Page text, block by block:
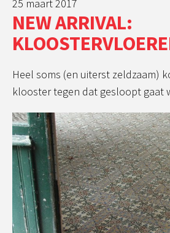
25 maart 2017
NEW ARRIVAL:
Heel soms (en uiterst zeldzaam)
klooster tegen dat gesloopt gaat